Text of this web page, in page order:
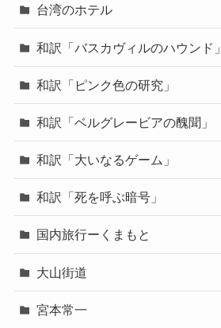
台湾のホテル
和訳「バスカヴィルのハウンド」
和訳「ピンク色の研究」
和訳「ベルグレービアの醜聞」
和訳「大いなるゲーム」
和訳「死を呼ぶ暗号」
国内旅行ーくまもと
大山街道
宮本常一